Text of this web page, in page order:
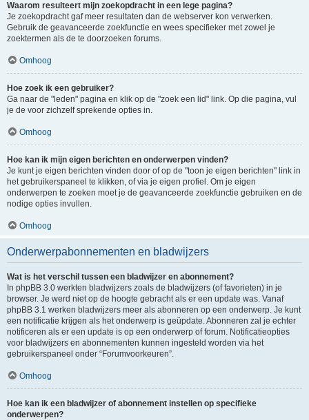
Waarom resulteert mijn zoekopdracht in een lege pagina?
Je zoekopdracht gaf meer resultaten dan de webserver kon verwerken.
Gebruik de geavanceerde zoekfunctie en wees specifieker met zowel je
zoektermen als de te doorzoeken forums.
Omhoog
Hoe zoek ik een gebruiker?
Ga naar de "leden" pagina en klik op de "zoek een lid" link. Op die pagina, vul
je de voor zichzelf sprekende opties in.
Omhoog
Hoe kan ik mijn eigen berichten en onderwerpen vinden?
Je kunt je eigen berichten vinden door of op de "toon je eigen berichten" link in
het gebruikerspaneel te klikken, of via je eigen profiel. Om je eigen
onderwerpen te zoeken moet je de geavanceerde zoekfunctie gebruiken en de
nodige opties invullen.
Omhoog
Onderwerpabonnementen en bladwijzers
Wat is het verschil tussen een bladwijzer en abonnement?
In phpBB 3.0 werkten bladwijzers zoals de bladwijzers (of favorieten) in je
browser. Je werd niet op de hoogte gebracht als er een update was. Vanaf
phpBB 3.1 werken bladwijzers meer als abonneren op een onderwerp. Je kunt
een notificatie krijgen als het onderwerp is geüpdate. Abonneren zal je echter
notificeren als er een update is op een onderwerp of forum. Notificatieopties
voor bladwijzers en abonnementen kunnen ingesteld worden via het
gebruikerspaneel onder “Forumvoorkeuren”.
Omhoog
Hoe kan ik een bladwijzer of abonnement instellen op specifieke
onderwerpen?